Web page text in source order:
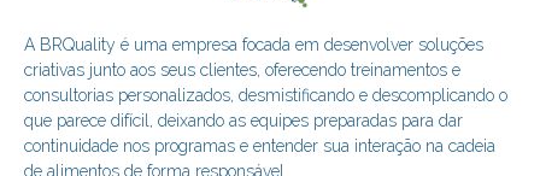
A BRQuality é uma empresa focada em desenvolver soluções
criativas junto aos seus clientes, oferecendo treinamentos e
consultorias personalizados, desmistificando e descomplicando o
que parece difícil, deixando as equipes preparadas para dar
continuidade nos programas e entender sua interação na cadeia
de alimentos de forma responsável.